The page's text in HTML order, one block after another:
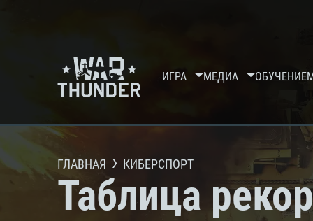
ИГРА МЕДИА ОБУЧЕНИЕ
ГЛАВНАЯ КИБЕРСПОРТ
Таблица